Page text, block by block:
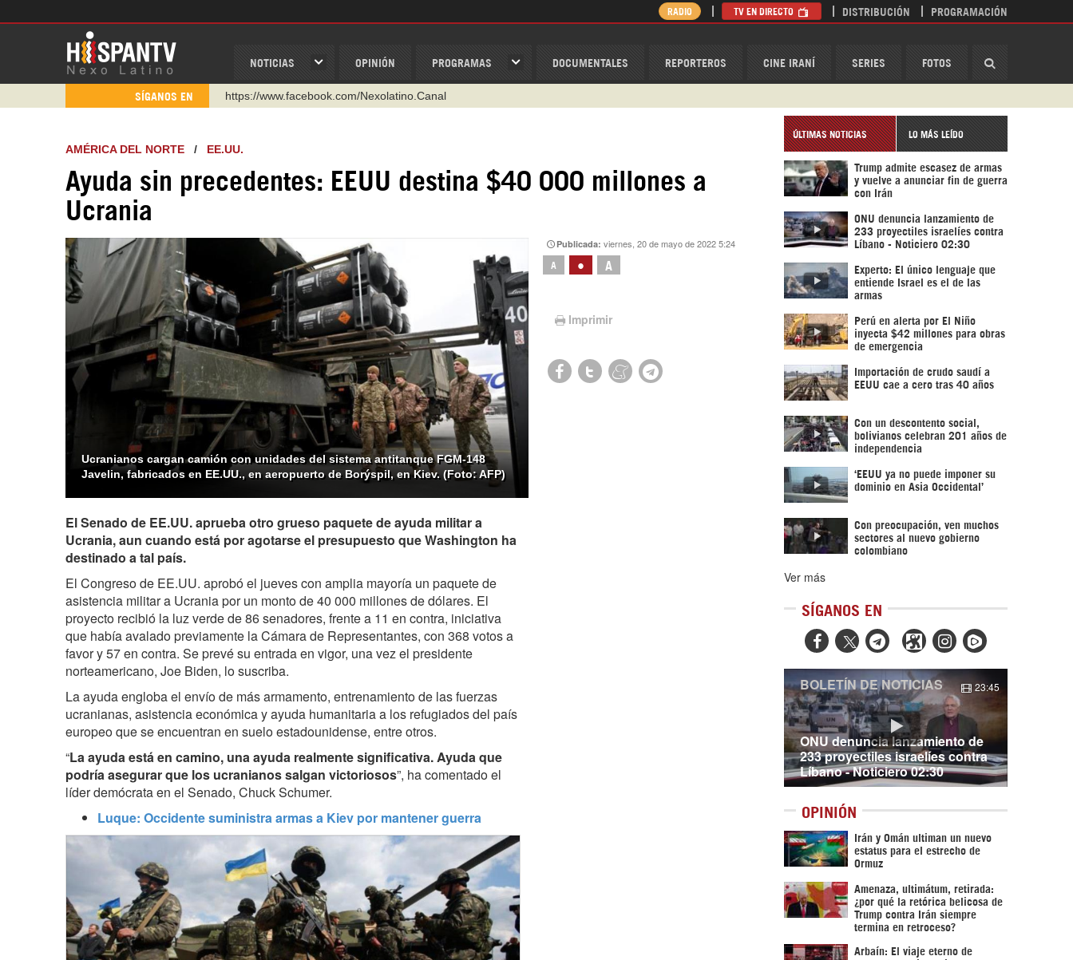
NOTICIAS OPINIÓN PROGRAMAS DOCUMENTALES REPORTEROS CINE IRANÍ SERIES FOTOS
RADIO TV EN DIRECTO DISTRIBUCIÓN PROGRAMACIÓN
SÍGANOS EN
https://www.youtube.com/@nexo_latino
https://t.me/hispantvcanal
WhatsApp y Viber: +98 921 79 29 404
https://www.facebook.com/Nexolatino.Canal
AMÉRICA DEL NORTE / EE.UU.
Ayuda sin precedentes: EEUU destina $40 000 millones a
Ucrania
Ucranianos cargan camión con unidades del sistema antitanque FGM-148
Javelin, fabricados en EE.UU., en aeropuerto de Borýspil, en Kiev. (Foto: AFP)
Publicada:viernes, 20 de mayo de 2022 5:24
A • A
Imprimir
El Senado de EE.UU. aprueba otro grueso paquete de ayuda militar a
Ucrania, aun cuando está por agotarse el presupuesto que Washington ha
destinado a tal país.
El Congreso de EE.UU. aprobó el jueves con amplia mayoría un paquete de
asistencia militar a Ucrania por un monto de 40 000 millones de dólares. El
proyecto recibió la luz verde de 86 senadores, frente a 11 en contra, iniciativa
que había avalado previamente la Cámara de Representantes, con 368 votos a
favor y 57 en contra. Se prevé su entrada en vigor, una vez el presidente
norteamericano, Joe Biden, lo suscriba.
La ayuda engloba el envío de más armamento, entrenamiento de las fuerzas
ucranianas, asistencia económica y ayuda humanitaria a los refugiados del país
europeo que se encuentran en suelo estadounidense, entre otros.
“La ayuda está en camino, una ayuda realmente significativa. Ayuda que
podría asegurar que los ucranianos salgan victoriosos”, ha comentado el
líder demócrata en el Senado, Chuck Schumer.
Luque: Occidente suministra armas a Kiev por mantener guerra
ÚLTIMAS NOTICIAS LO MÁS LEÍDO
Trump admite escasez de armas
y vuelve a anunciar fin de guerra
con Irán
ONU denuncia lanzamiento de
233 proyectiles israelíes contra
Líbano - Noticiero 02:30
Experto: El único lenguaje que
entiende Israel es el de las
armas
Perú en alerta por El Niño
inyecta $42 millones para obras
de emergencia
Importación de crudo saudí a
EEUU cae a cero tras 40 años
Con un descontento social,
bolivianos celebran 201 años de
independencia
‘EEUU ya no puede imponer su
dominio en Asia Occidental’
Con preocupación, ven muchos
sectores al nuevo gobierno
colombiano
Ver más
SÍGANOS EN
  
ONU denuncia lanzamiento de
233 proyectiles israelíes contra
Líbano - Noticiero 02:30
BOLETÍN DE NOTICIAS 23:45
OPINIÓN
Irán y Omán ultiman un nuevo
estatus para el estrecho de
Ormuz
Amenaza, ultimátum, retirada:
¿por qué la retórica belicosa de
Trump contra Irán siempre
termina en retroceso?
Arbaín: El viaje eterno de